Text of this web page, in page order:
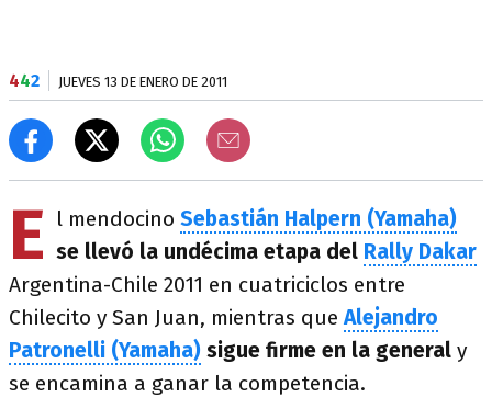
442 JUEVES 13 DE ENERO DE 2011
E l mendocino Sebastián Halpern (Yamaha)
se llevó la undécima etapa del Rally Dakar
Argentina-Chile 2011 en cuatriciclos entre
Chilecito y San Juan, mientras queAlejandro
Patronelli (Yamaha) sigue firme en la general y
se encamina a ganar la competencia.